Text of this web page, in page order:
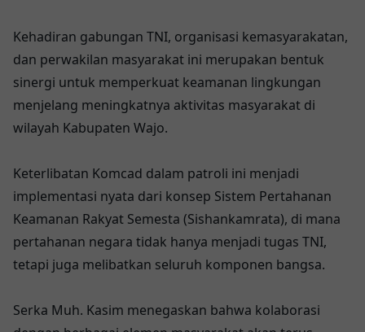
Kehadiran gabungan TNI, organisasi kemasyarakatan,
dan perwakilan masyarakat ini merupakan bentuk
sinergi untuk memperkuat keamanan lingkungan
menjelang meningkatnya aktivitas masyarakat di
wilayah Kabupaten Wajo.
Keterlibatan Komcad dalam patroli ini menjadi
implementasi nyata dari konsep Sistem Pertahanan
Keamanan Rakyat Semesta (Sishankamrata), di mana
pertahanan negara tidak hanya menjadi tugas TNI,
tetapi juga melibatkan seluruh komponen bangsa.
Serka Muh. Kasim menegaskan bahwa kolaborasi